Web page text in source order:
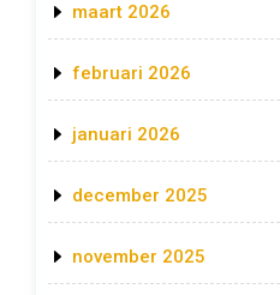
maart 2026
februari 2026
januari 2026
december 2025
november 2025